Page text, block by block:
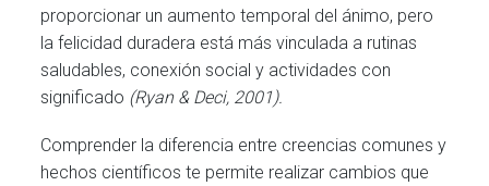
proporcionar un aumento temporal del ánimo, pero
la felicidad duradera está más vinculada a rutinas
saludables, conexión social y actividades con
significado (Ryan & Deci, 2001).
Comprender la diferencia entre creencias comunes y
hechos científicos te permite realizar cambios que